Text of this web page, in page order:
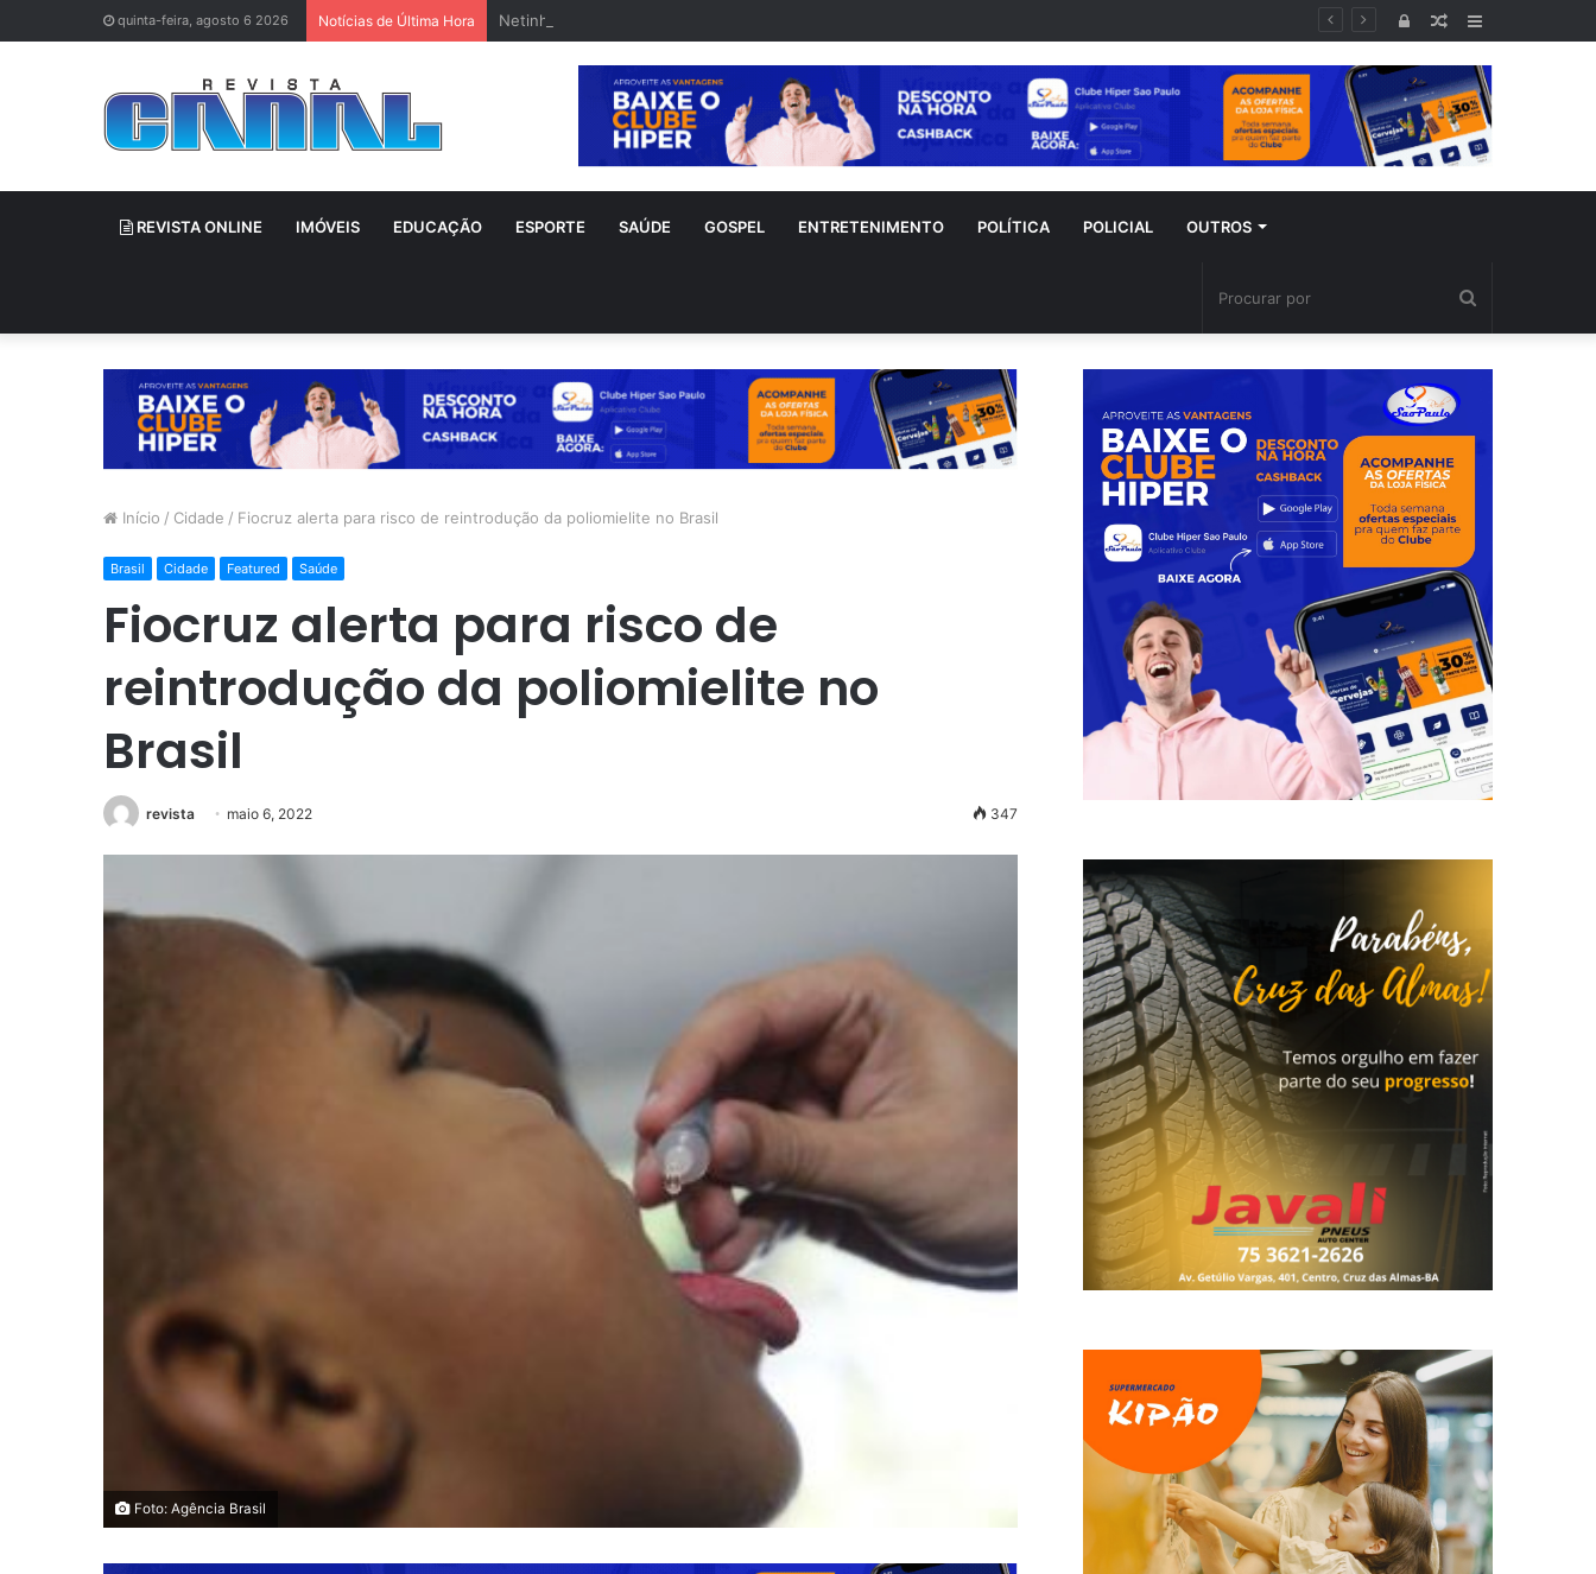
quinta-feira, agosto 6 2026 Notícias de Última Hora Netinho sofre acidente doméstico durante tratamento de novo câncer
Lateral
Artigo
aleatório
Entrar
REVISTA ONLINE IMÓVEIS EDUCAÇÃO ESPORTE SAÚDE GOSPEL ENTRETENIMENTO POLÍTICA POLICIAL OUTROS
por
Início / Cidade / Fiocruz alerta para risco de reintrodução da poliomielite no Brasil
Brasil Cidade Featured Saúde
Fiocruz alerta para risco de
reintrodução da poliomielite no
Brasil
revista maio 6, 2022 347
Foto: Agência Brasil